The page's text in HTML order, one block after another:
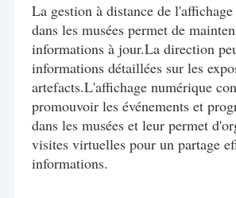
La gestion à distance de
dans les musées permet de
informations à jour.La direction
informations détaillées sur les
artefacts.L'affichage numérique
promouvoir les événements et
dans les musées et leur permet
visites virtuelles pour un partage
informations.